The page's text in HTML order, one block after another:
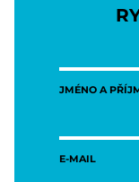
JMÉNO A
E-MAIL